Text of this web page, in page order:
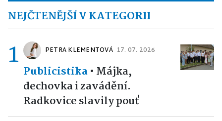
NEJČTENĚJŠÍ V KATEGORII
1 PETRA KLEMENTOVÁ 17. 07. 2026
Publicistika• Májka,
dechovka i zavádění.
Radkovice slavily pouť